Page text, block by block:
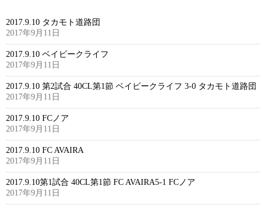
2017.9.10 タカモト道路団
2017年9月11日
2017.9.10 ベイビークライフ
2017年9月11日
2017.9.10 第2試合 40CL第1節 ベイビークライフ 3-0 タカモト道路団
2017年9月11日
2017.9.10 FCノア
2017年9月11日
2017.9.10 FC AVAIRA
2017年9月11日
2017.9.10第1試合 40CL第1節 FC AVAIRA5-1 FCノア
2017年9月11日